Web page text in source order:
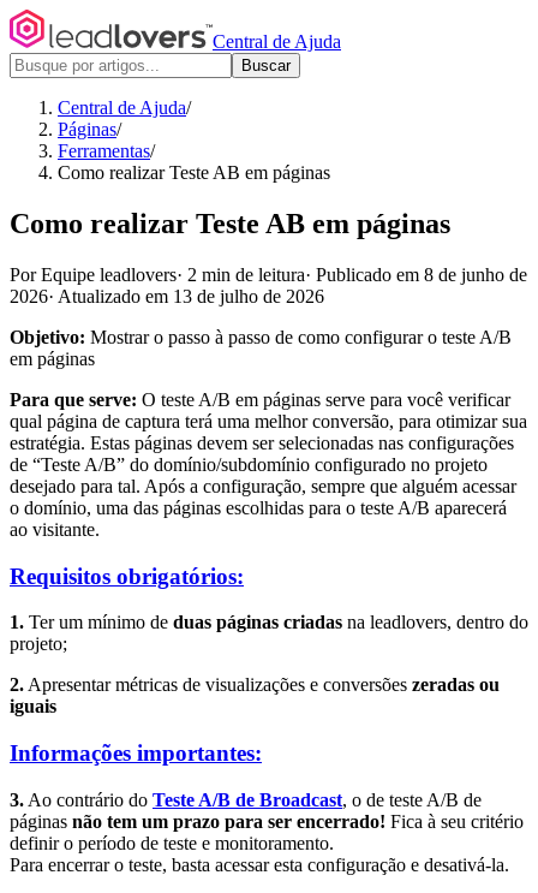
Central de Ajuda
Buscar
Central de Ajuda/
Páginas/
Ferramentas/
Como realizar Teste AB em páginas
Como realizar Teste AB em páginas
Por Equipe leadlovers· 2 min de leitura· Publicado em 8 de junho de
2026· Atualizado em 13 de julho de 2026
Objetivo: Mostrar o passo à passo de como configurar o teste A/B
em páginas
Para que serve: O teste A/B em páginas serve para você verificar
qual página de captura terá uma melhor conversão, para otimizar sua
estratégia. Estas páginas devem ser selecionadas nas configurações
de “Teste A/B” do domínio/subdomínio configurado no projeto
desejado para tal. Após a configuração, sempre que alguém acessar
o domínio, uma das páginas escolhidas para o teste A/B aparecerá
ao visitante.
Requisitos obrigatórios:
1. Ter um mínimo de duas páginas criadas na leadlovers, dentro do
projeto;
2. Apresentar métricas de visualizações e conversões zeradas ou
iguais
Informações importantes:
3. Ao contrário do Teste A/B de Broadcast, o de teste A/B de
páginas não tem um prazo para ser encerrado! Fica à seu critério
definir o período de teste e monitoramento.
Para encerrar o teste, basta acessar esta configuração e desativá-la.